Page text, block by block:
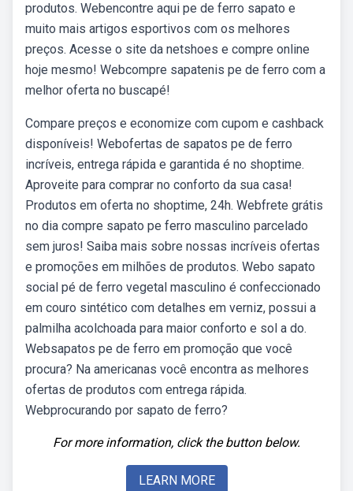
produtos. Webencontre aqui pe de ferro sapato e
muito mais artigos esportivos com os melhores
preços. Acesse o site da netshoes e compre online
hoje mesmo! Webcompre sapatenis pe de ferro com a
melhor oferta no buscapé!
Compare preços e economize com cupom e cashback
disponíveis! Webofertas de sapatos pe de ferro
incríveis, entrega rápida e garantida é no shoptime.
Aproveite para comprar no conforto da sua casa!
Produtos em oferta no shoptime, 24h. Webfrete grátis
no dia compre sapato pe ferro masculino parcelado
sem juros! Saiba mais sobre nossas incríveis ofertas
e promoções em milhões de produtos. Webo sapato
social pé de ferro vegetal masculino é confeccionado
em couro sintético com detalhes em verniz, possui a
palmilha acolchoada para maior conforto e sol a do.
Websapatos pe de ferro em promoção que você
procura? Na americanas você encontra as melhores
ofertas de produtos com entrega rápida.
Webprocurando por sapato de ferro?
For more information, click the button below.
LEARN MORE